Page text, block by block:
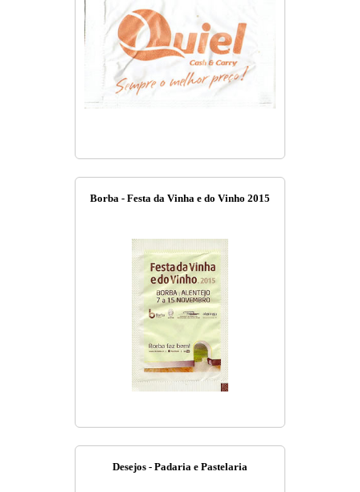
Borba - Festa da Vinha e do Vinho 2015
Desejos - Padaria e Pastelaria